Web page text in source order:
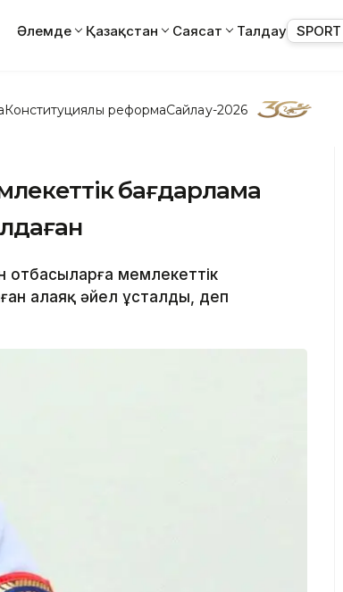
Әлемде Қазақстан Саясат Талдау SPORT
Конституциялық реформаСайлау-2026
бағдарлама
мемлекеттік
алаяқ әйел ұсталды, деп